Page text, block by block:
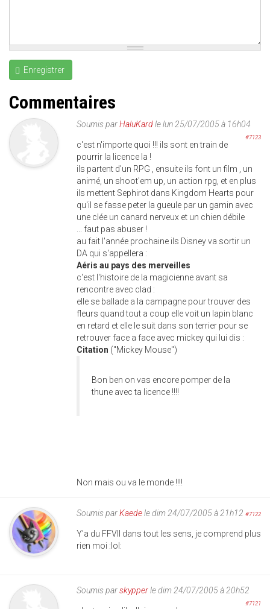
Enregistrer
Commentaires
Soumis parHaluKardle lun 25/07/2005 à 16h04
#7123
c'est n'importe quoi !!! ils sont en train de
pourrir la licence la !
ils partent d'un RPG , ensuite ils font un film , un
animé, un shoot'em up, un action rpg, et en plus
ils mettent Sephirot dans Kingdom Hearts pour
qu'il se fasse peter la gueule par un gamin avec
une clée un canard nerveux et un chien débile
... faut pas abuser !
au fait l'année prochaine ils Disney va sortir un
DA qui s'appellera :
Aéris au pays des merveilles
c'est l'histoire de la magicienne avant sa
rencontre avec clad :
elle se ballade a la campagne pour trouver des
fleurs quand tout a coup elle voit un lapin blanc
en retard et elle le suit dans son terrier pour se
retrouver face a face avec mickey qui lui dis :
Citation ("Mickey Mouse")
Bon ben on vas encore pomper de la
thune avec ta licence !!!!
Non mais ou va le monde !!!!
Soumis parKaedele dim 24/07/2005 à 21h12 #7122
Y'a du FFVII dans tout les sens, je comprend plus
rien moi :lol:
Soumis parskypperle dim 24/07/2005 à 20h52
#7121